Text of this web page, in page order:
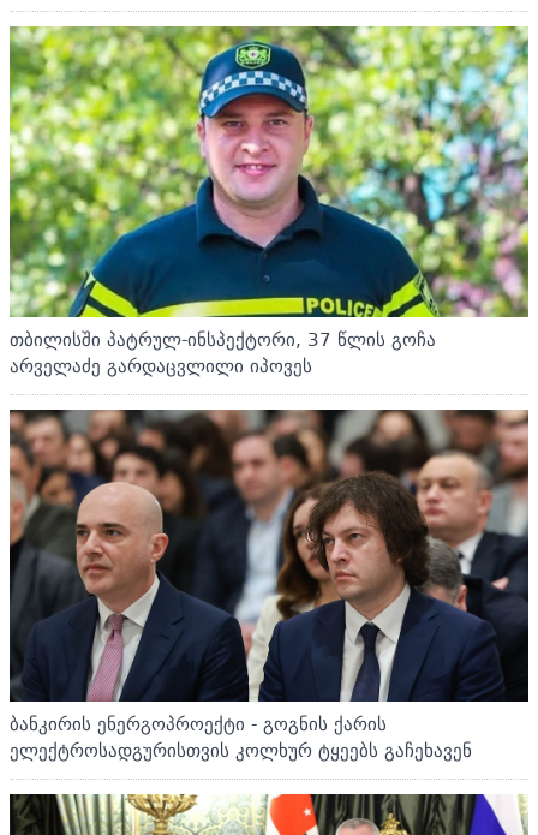
თბილისში პატრულ-ინსპექტორი, 37 წლის გოჩა
არველაძე გარდაცვლილი იპოვეს
ბანკირის ენერგოპროექტი - გოგნის ქარის
ელექტროსადგურისთვის კოლხურ ტყეებს გაჩეხავენ